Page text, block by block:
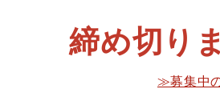
締め切り
≫募集中